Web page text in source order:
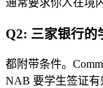
通常要求你人在境
Q2: 三家银行的
都附带条件。
NAB 要学生签证有